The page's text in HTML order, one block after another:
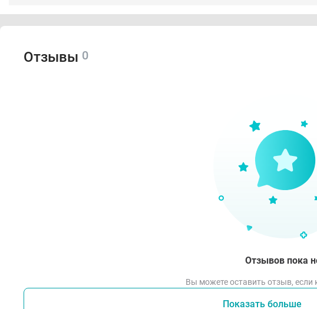
Отзывы 0
Отзывов пока
Вы можете оставить отзыв, если
Показать больше